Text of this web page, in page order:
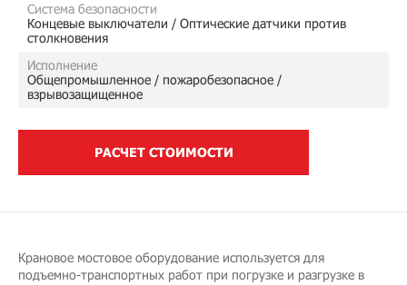
Система безопасности
Концевые выключатели / Оптические датчики против
столкновения
Исполнение
Общепромышленное / пожаробезопасное /
взрывозащищенное
РАСЧЕТ СТОИМОСТИ
Крановое мостовое оборудование используется для
подъемно-транспортных работ при погрузке и разгрузке в